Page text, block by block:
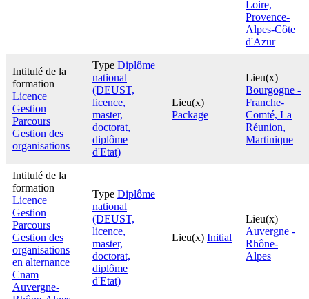
Loire,
Provence-
Alpes-Côte
d'Azur
Intitulé de la
formation
Licence
Gestion
Parcours
Gestion des
organisations
Type Diplôme
national
(DEUST,
licence,
master,
doctorat,
diplôme
d'Etat)
Lieu(x)
Package
Lieu(x)
Bourgogne -
Franche-
Comté, La
Réunion,
Martinique
Intitulé de la
formation
Licence
Gestion
Parcours
Gestion des
organisations
en alternance
Cnam
Auvergne-
Type Diplôme
national
(DEUST,
licence,
master,
doctorat,
diplôme
d'Etat)
Lieu(x) Initial
Lieu(x)
Auvergne -
Rhône-
Alpes